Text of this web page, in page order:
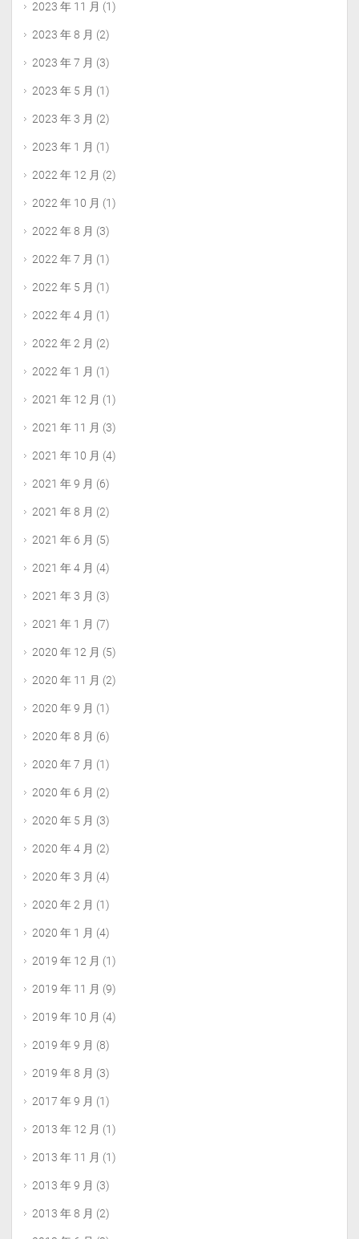
2023 年 11 月 (1)
2023 年 8 月 (2)
2023 年 7 月 (3)
2023 年 5 月 (1)
2023 年 3 月 (2)
2023 年 1 月 (1)
2022 年 12 月 (2)
2022 年 10 月 (1)
2022 年 8 月 (3)
2022 年 7 月 (1)
2022 年 5 月 (1)
2022 年 4 月 (1)
2022 年 2 月 (2)
2022 年 1 月 (1)
2021 年 12 月 (1)
2021 年 11 月 (3)
2021 年 10 月 (4)
2021 年 9 月 (6)
2021 年 8 月 (2)
2021 年 6 月 (5)
2021 年 4 月 (4)
2021 年 3 月 (3)
2021 年 1 月 (7)
2020 年 12 月 (5)
2020 年 11 月 (2)
2020 年 9 月 (1)
2020 年 8 月 (6)
2020 年 7 月 (1)
2020 年 6 月 (2)
2020 年 5 月 (3)
2020 年 4 月 (2)
2020 年 3 月 (4)
2020 年 2 月 (1)
2020 年 1 月 (4)
2019 年 12 月 (1)
2019 年 11 月 (9)
2019 年 10 月 (4)
2019 年 9 月 (8)
2019 年 8 月 (3)
2017 年 9 月 (1)
2013 年 12 月 (1)
2013 年 11 月 (1)
2013 年 9 月 (3)
2013 年 8 月 (2)